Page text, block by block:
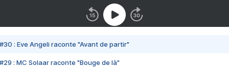
#30 : Eve Angeli raconte "Avant de partir"
#29 : MC Solaar raconte "Bouge de là"